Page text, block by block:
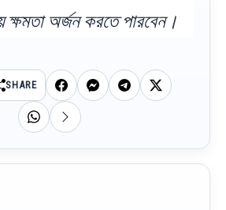
ক্ষমতা অর্জন করতে পারবেন।
SHARE